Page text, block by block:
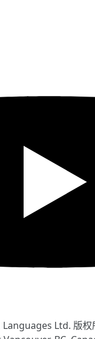
Languages Ltd. 版权